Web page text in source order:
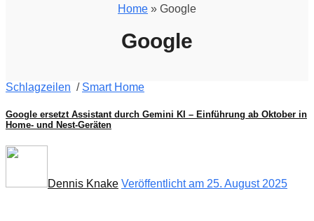
Home » Google
Google
Schlagzeilen / Smart Home
Google ersetzt Assistant durch Gemini KI – Einführung ab Oktober in
Home- und Nest-Geräten
Dennis Knake Veröffentlicht am 25. August 2025